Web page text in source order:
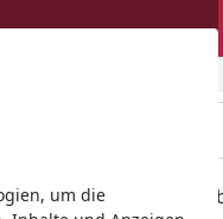
um die
Geschenkideen